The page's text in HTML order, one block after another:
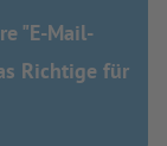
"E-Mail-
Richtige für